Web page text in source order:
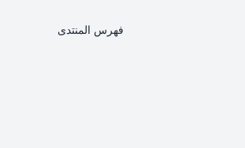
فهرس المنتدى